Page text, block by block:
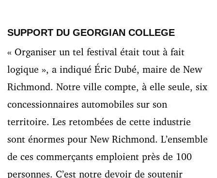
SUPPORT DU GEORGIAN COLLEGE
« Organiser un tel festival était tout à fait
logique », a indiqué Éric Dubé, maire de New
Richmond. Notre ville compte, à elle seule, six
concessionnaires automobiles sur son
territoire. Les retombées de cette industrie
sont énormes pour New Richmond. L’ensemble
de ces commerçants emploient près de 100
personnes. C’est notre devoir de soutenir